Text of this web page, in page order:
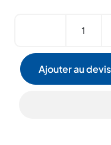
Ajouter au devis